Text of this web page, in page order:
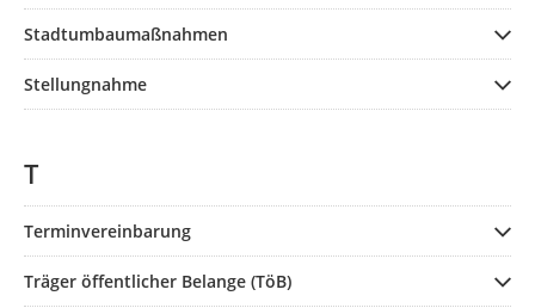
Stadtumbaumaßnahmen
Stellungnahme
T
Terminvereinbarung
Träger öffentlicher Belange (TöB)